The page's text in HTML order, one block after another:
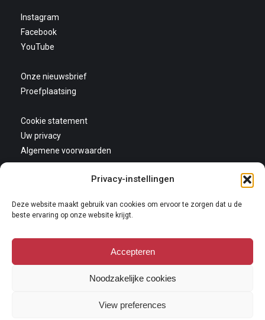
Privacy-instellingen
Deze website maakt gebruik van cookies om ervoor te zorgen dat u de
beste ervaring op onze website krijgt.
Accepteren
Noodzakelijke cookies
View preferences
Instagram
Facebook
YouTube
Onze nieuwsbrief
Proefplaatsing
Cookie statement
Uw privacy
Algemene voorwaarden
Copyright 2026
vermeningvuldigd worden zonder nadrukkelijke toestemming van Galerie